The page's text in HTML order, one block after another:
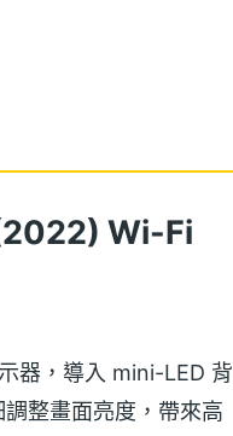
Wi-Fi
器，導入 mini-LED 背
整畫面亮度，帶來高